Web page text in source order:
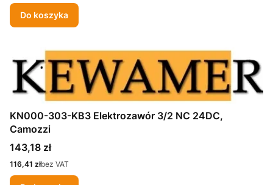
Do koszyka
KN000-303-KB3 Elektrozawór 3/2 NC 24DC,
Camozzi
Cena
143,18 zł
Cena
116,41 złbez VAT